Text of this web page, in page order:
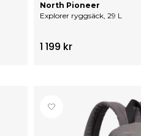
Explorer ryggsäck, 29 L
North Pioneer
1 199 kr